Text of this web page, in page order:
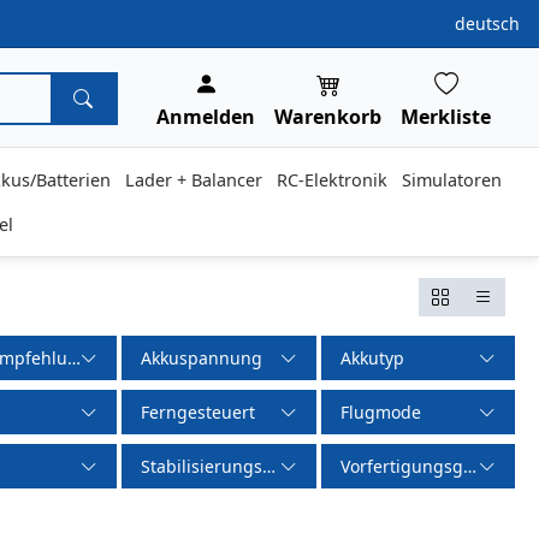
deutsch
Anmelden Warenkorb Merkliste
Batterien Lader + Balancer RC-Elektronik
Simulatoren
Akkuspannung Akkutyp
Ferngesteuert Flugmode
Stabilisierungssystem Vorfertigungsgrad